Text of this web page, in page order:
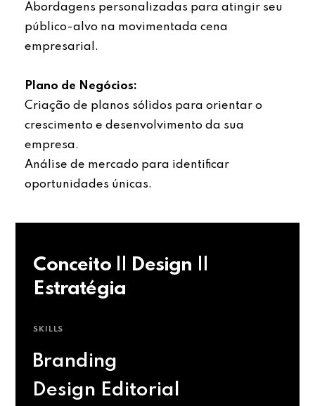
Abordagens personalizadas para atingir seu
público-alvo na movimentada cena
empresarial.
Plano de Negócios:
Criação de planos sólidos para orientar o
crescimento e desenvolvimento da sua
empresa.
Análise de mercado para identificar
oportunidades únicas.
Conceito || Design ||
Estratégia
SKILLS
Branding
Design Editorial